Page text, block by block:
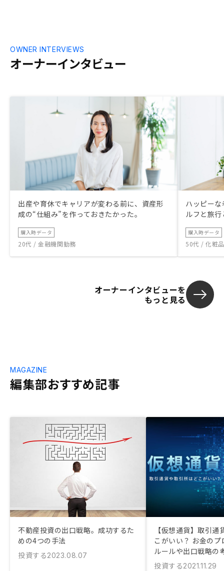
オーナーインタビュー
OWNER INTERVIEWS
出産や育休でキャリアが変わる前に、資産形
成の“仕組み”を作っておきたかった。
購入時データ
20代 / 金融機関勤務
ハッピー
ルフと旅
購入時データ
50代 / 化粧
オーナーインタビューを
もっと見る
編集部おすすめ記事
MAGAZINE
不動産投資の出口戦略。成功するた
めの4つの手法
投資する2023.08.07
【仮想通貨】取引
こがいい？ お金の
ルールや出口戦略の
投資する2021.11.29